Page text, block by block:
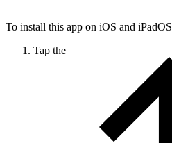
To install this app on iOS and iPadOS
Tap the